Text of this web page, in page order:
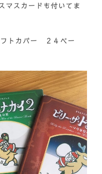
マスカードも付いてま
トカバー ２４ペー